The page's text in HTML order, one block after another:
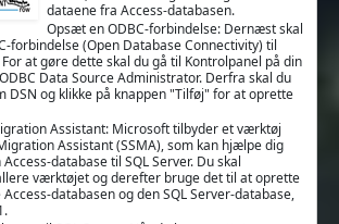
dataene fra Access-databasen.
Opsæt en ODBC-forbindelse: Dernæst skal
forbindelse (Open Database Connectivity) til
at gøre dette skal du gå til Kontrolpanel på din
Data Source Administrator. Derfra skal du
DSN og klikke på knappen "Tilføj" for at oprette
Assistant: Microsoft tilbyder et værktøj
Assistant (SSMA), som kan hjælpe dig
database til SQL Server. Du skal
værktøjet og derefter bruge det til at oprette
databasen og den SQL Server-database,